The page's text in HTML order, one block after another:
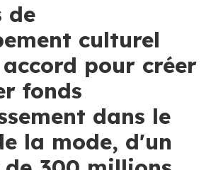
de
culturel
pour créer
fonds
dans le
la mode, d'un